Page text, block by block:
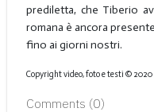
prediletta, che Tiberio
romana è ancora
fino ai giorni nostri.
Copyright video, foto e testi © 2020
Comments (0)